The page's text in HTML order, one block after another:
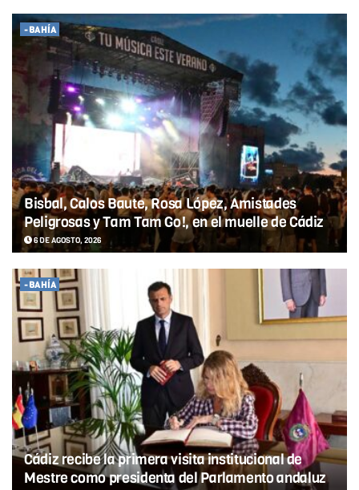
-BAHÍA
Bisbal, Calos Baute, Rosa López, Amistades
Peligrosas y Tam Tam Go!, en el muelle de Cádiz
6 DE AGOSTO, 2026
-BAHÍA
Cádiz recibe la primera visita institucional de
Mestre como presidenta del Parlamento andaluz